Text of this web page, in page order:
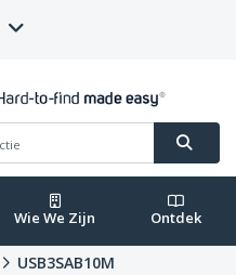
Wie We Zijn Ontdek
USB3SAB10M